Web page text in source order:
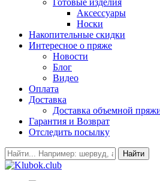
Готовые изделия
Аксессуары
Носки
Накопительные скидки
Интересное о пряже
Новости
Блог
Видео
Оплата
Доставка
Доставка объемной
Гарантия и Возврат
Отследить посылку
Найти